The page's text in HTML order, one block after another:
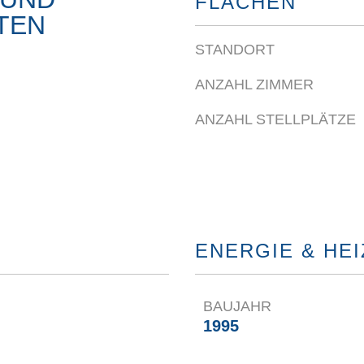
STANDORT
ANZAHL ZIMMER
ANZAHL STELLPLÄTZE
ENERGIE &
BAUJAHR
1995